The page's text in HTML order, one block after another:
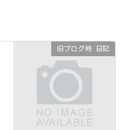
旧ブログ時 日記